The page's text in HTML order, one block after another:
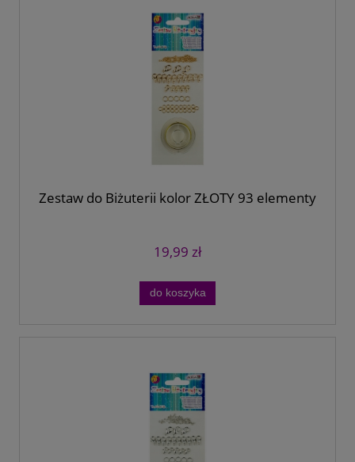
Zestaw do Biżuterii kolor ZŁOTY 93 elementy
19,99 zł
do koszyka